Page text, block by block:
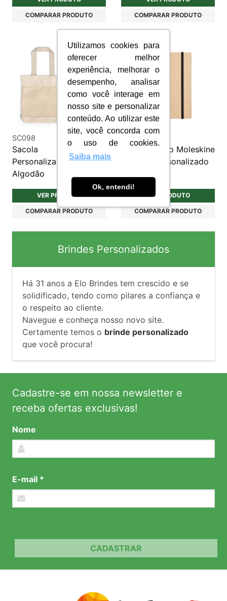
Utilizamos cookies para
oferecer melhor
experiência, melhorar o
desempenho, analisar
como você interage em
nosso site e personalizar
conteúdo. Ao utilizar este
site, você concorda com
o uso de cookies.
Saiba mais
Ok, entendi!
COMPARAR PRODUTO COMPARAR PRODUTO
SC098
Sacola
Personalizada100%
Algodão
VER PRODUTO
COMPARAR PRODUTO
PRC170
Caderno Tipo Moleskine
de Kraft Personalizado
VER PRODUTO
COMPARAR PRODUTO
Brindes Personalizados
Há 31 anos a Elo Brindes tem crescido e se
solidificado, tendo como pilares a confiança e
o respeito ao cliente.
Navegue e conheça nosso novo site.
Certamente temos o brinde personalizado
que você procura!
Cadastre-se em nossa newsletter e
receba ofertas exclusivas!
Nome
E-mail *
CADASTRAR